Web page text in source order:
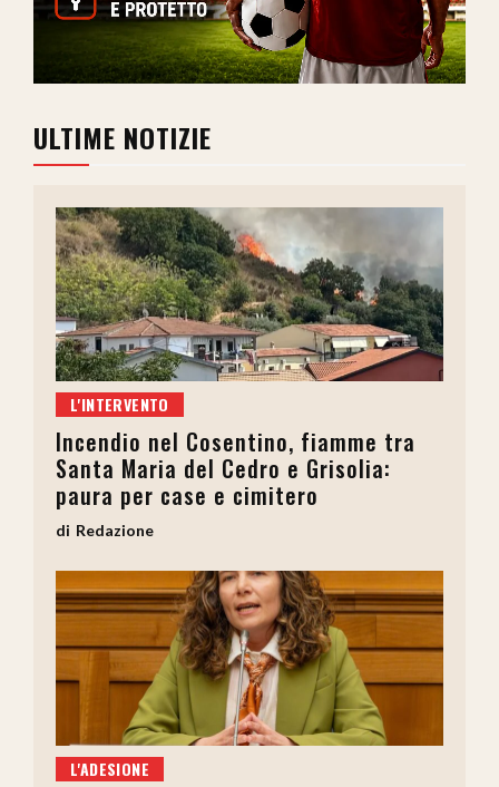
ULTIME NOTIZIE
L'INTERVENTO
Incendio nel Cosentino, fiamme tra
Santa Maria del Cedro e Grisolia:
paura per case e cimitero
Redazione
L'ADESIONE